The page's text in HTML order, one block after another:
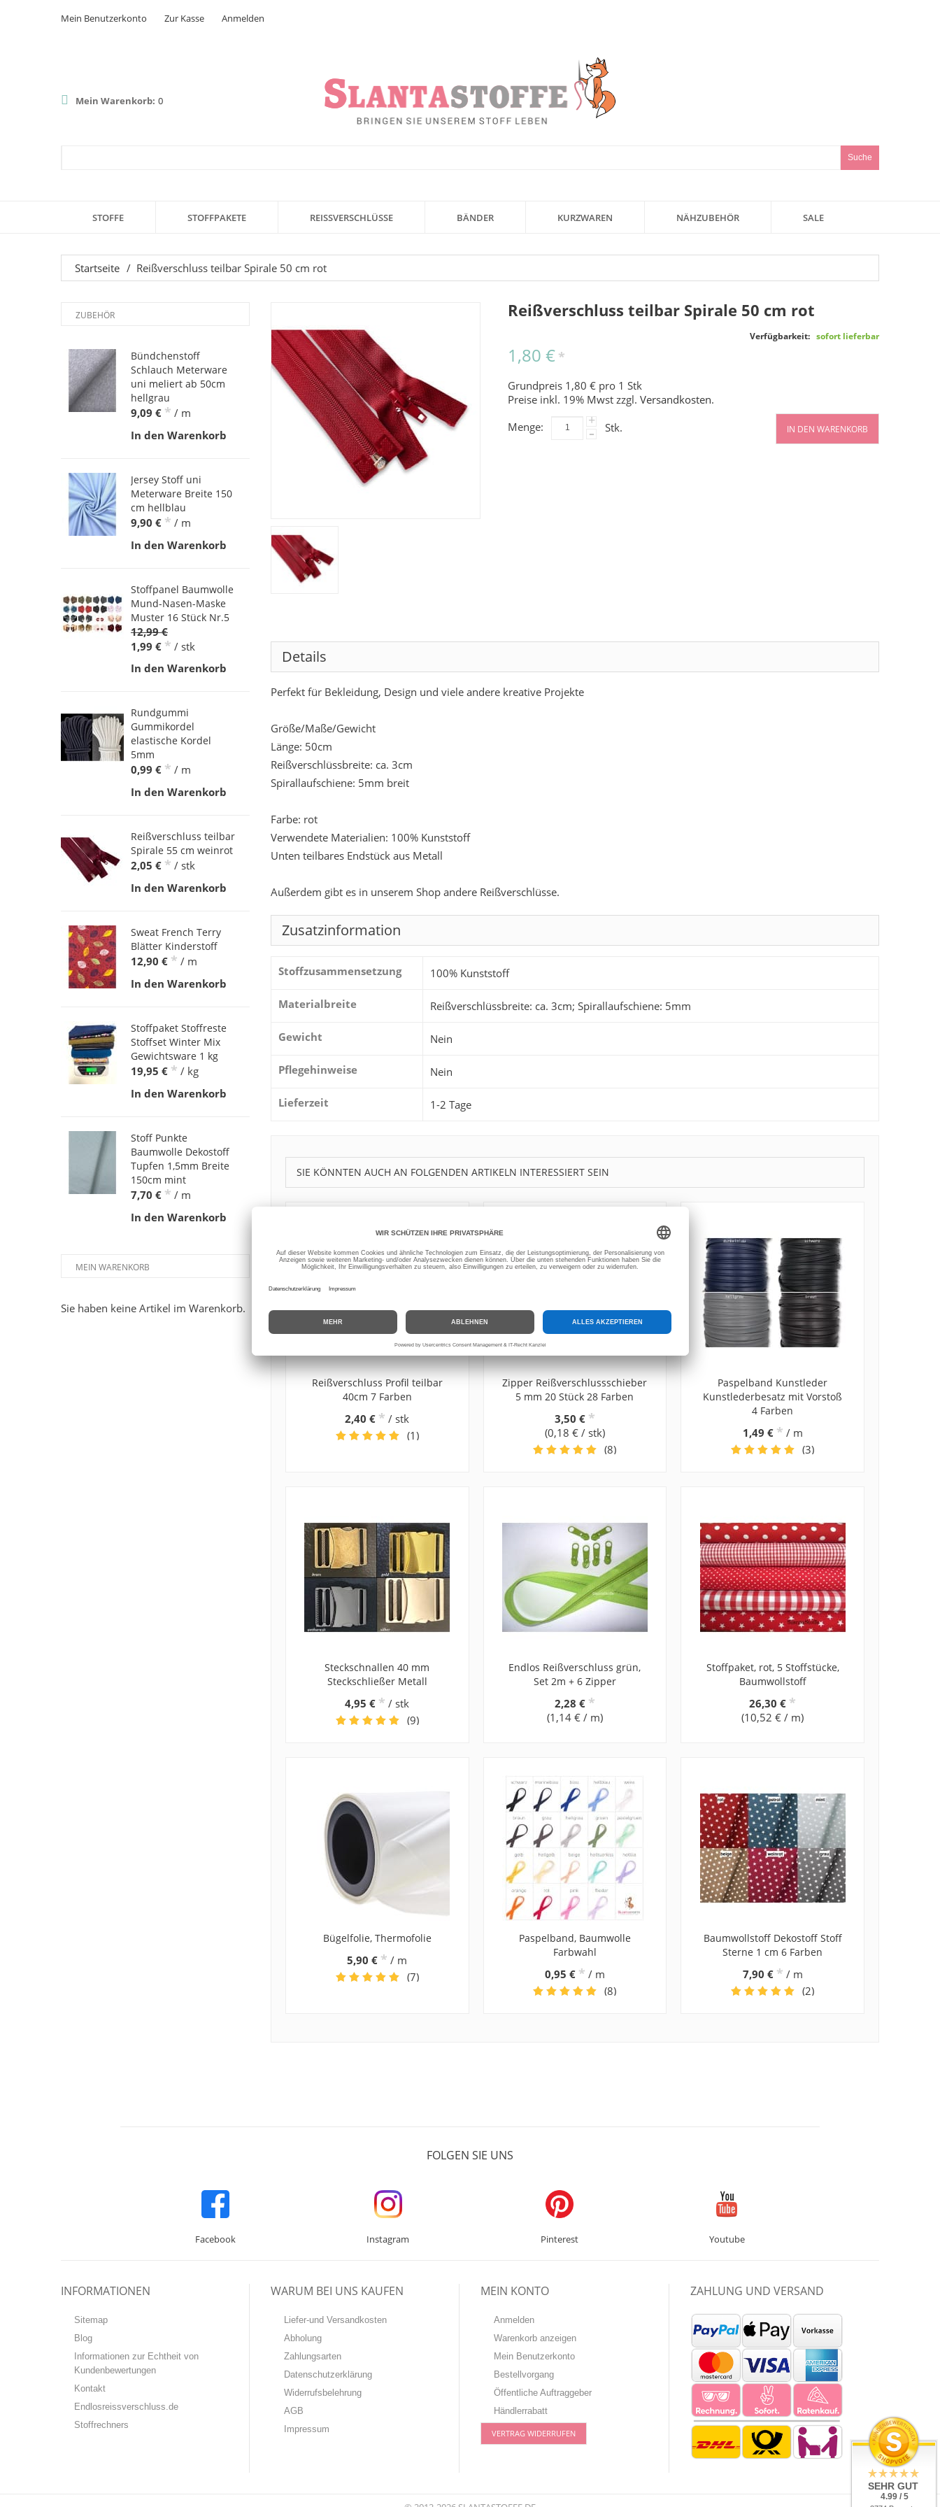
Mein Benutzerkonto Zur Kasse Anmelden
Mein Warenkorb: 0
Suche
STOFFE STOFFPAKETE REISSVERSCHLÜSSE BÄNDER KURZWAREN NÄHZUBEHÖR SALE
Startseite / Reißverschluss teilbar Spirale 50 cm rot
Reißverschluss teilbar Spirale 50 cm rot
Verfügbarkeit: sofort lieferbar
1,80 € *
Grundpreis 1,80 € pro 1 Stk
Preise inkl. 19% Mwst zzgl.Versandkosten.
Menge:
+
- Stk. IN DEN WARENKORB
Details
Perfekt für Bekleidung, Design und viele andere kreative Projekte
Größe/Maße/Gewicht
Länge: 50cm
Reißverschlüssbreite: ca. 3cm
Spirallaufschiene: 5mm breit
Farbe: rot
Verwendete Materialien: 100% Kunststoff
Unten teilbares Endstück aus Metall
Außerdem gibt es in unserem Shop andere Reißverschlüsse.
Zusatzinformation
Stoffzusammensetzung 100% Kunststoff
Materialbreite Reißverschlüssbreite: ca. 3cm; Spirallaufschiene: 5mm
Gewicht Nein
Pflegehinweise Nein
Lieferzeit 1-2 Tage
SIE KÖNNTEN AUCH AN FOLGENDEN ARTIKELN INTERESSIERT SEIN
Reißverschluss Profil teilbar
40cm 7 Farben
2,40 € * / stk
(1)
Zipper Reißverschlussschieber
5 mm 20 Stück 28 Farben
3,50 € *
(0,18 € / stk)
(8)
Paspelband Kunstleder
Kunstlederbesatz mit Vorstoß
4 Farben
1,49 € * / m
(3)
Steckschnallen 40 mm
Steckschließer Metall
4,95 € * / stk
(9)
Endlos Reißverschluss grün,
Set 2m + 6 Zipper
2,28 € *
(1,14 € / m)
Stoffpaket, rot, 5 Stoffstücke,
Baumwollstoff
26,30 € *
(10,52 € / m)
Bügelfolie, Thermofolie
5,90 € * / m
(7)
Paspelband, Baumwolle
Farbwahl
0,95 € * / m
(8)
Baumwollstoff Dekostoff Stoff
Sterne 1 cm 6 Farben
7,90 € * / m
(2)
ZUBEHÖR
Bündchenstoff
Schlauch Meterware
uni meliert ab 50cm
hellgrau
9,09 € * / m
In den Warenkorb
Jersey Stoff uni
Meterware Breite 150
cm hellblau
9,90 € * / m
In den Warenkorb
Stoffpanel Baumwolle
Mund-Nasen-Maske
Muster 16 Stück Nr.5
12,99 €
1,99 € * / stk
In den Warenkorb
Rundgummi
Gummikordel
elastische Kordel
5mm
0,99 € * / m
In den Warenkorb
Reißverschluss teilbar
Spirale 55 cm weinrot
2,05 € * / stk
In den Warenkorb
Sweat French Terry
Blätter Kinderstoff
12,90 € * / m
In den Warenkorb
Stoffpaket Stoffreste
Stoffset Winter Mix
Gewichtsware 1 kg
19,95 € * / kg
In den Warenkorb
Stoff Punkte
Baumwolle Dekostoff
Tupfen 1,5mm Breite
150cm mint
7,70 € * / m
In den Warenkorb
MEIN WARENKORB
Sie haben keine Artikel im Warenkorb.
FOLGEN SIE UNS
Facebook Instagram Pinterest Youtube
INFORMATIONEN
Sitemap
Blog
Informationen zur Echtheit von
Kundenbewertungen
Kontakt
Endlosreissverschluss.de
Stoffrechners
WARUM BEI UNS KAUFEN
Liefer-und Versandkosten
Abholung
Zahlungsarten
Datenschutzerklärung
Widerrufsbelehrung
AGB
Impressum
MEIN KONTO
Anmelden
Warenkorb anzeigen
Mein Benutzerkonto
Bestellvorgang
Öffentliche Auftraggeber
Händlerrabatt
VERTRAG WIDERRUFEN
ZAHLUNG UND VERSAND
SEHR GUT
4.99 / 5